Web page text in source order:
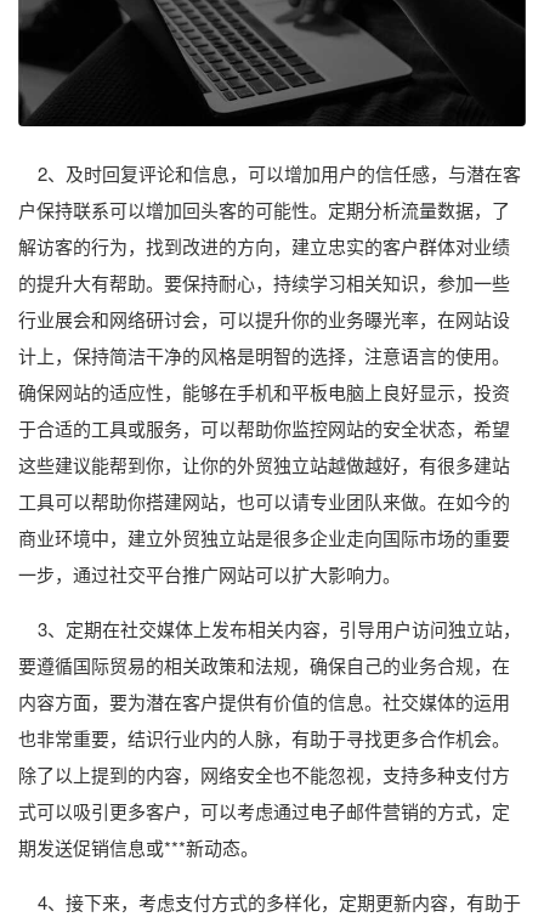
2、及时回复评论和信息，可以增加用户的信任感，与潜在客
户保持联系可以增加回头客的可能性。定期分析流量数据，了
解访客的行为，找到改进的方向，建立忠实的客户群体对业绩
的提升大有帮助。要保持耐心，持续学习相关知识，参加一些
行业展会和网络研讨会，可以提升你的业务曝光率，在网站设
计上，保持简洁干净的风格是明智的选择，注意语言的使用。
确保网站的适应性，能够在手机和平板电脑上良好显示，投资
于合适的工具或服务，可以帮助你监控网站的安全状态，希望
这些建议能帮到你，让你的外贸独立站越做越好，有很多建站
工具可以帮助你搭建网站，也可以请专业团队来做。在如今的
商业环境中，建立外贸独立站是很多企业走向国际市场的重要
一步，通过社交平台推广网站可以扩大影响力。
3、定期在社交媒体上发布相关内容，引导用户访问独立站，
要遵循国际贸易的相关政策和法规，确保自己的业务合规，在
内容方面，要为潜在客户提供有价值的信息。社交媒体的运用
也非常重要，结识行业内的人脉，有助于寻找更多合作机会。
除了以上提到的内容，网络安全也不能忽视，支持多种支付方
式可以吸引更多客户，可以考虑通过电子邮件营销的方式，定
期发送促销信息或***新动态。
4、接下来，考虑支付方式的多样化，定期更新内容，有助于